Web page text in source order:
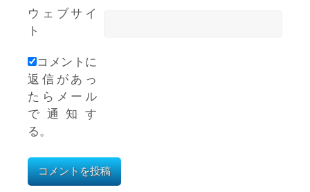
ウェブサイ
ト
コメントに
返信があっ
たらメール
で通知す
る。